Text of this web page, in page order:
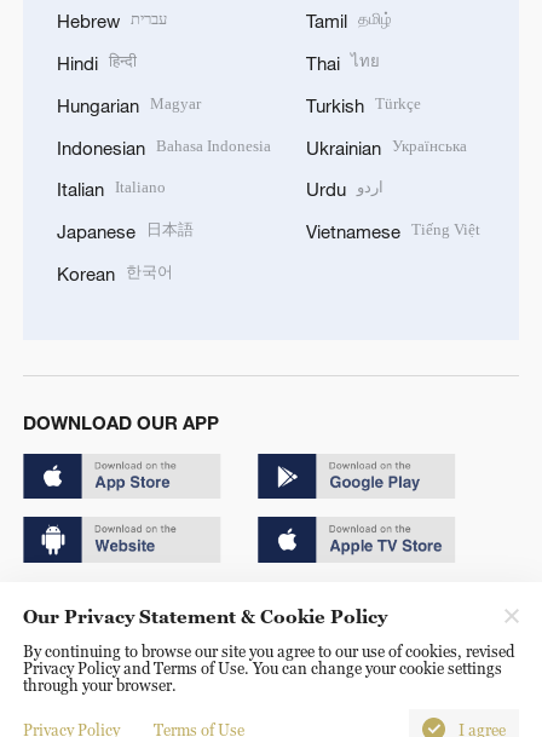
Hebrew עברית
Hindi हिन्दी
Hungarian Magyar
Indonesian Bahasa Indonesia
Italian Italiano
Japanese 日本語
Korean 한국어
Tamil தமிழ்
Thai ไทย
Turkish Türkçe
Ukrainian Українська
Urdu اردو
Vietnamese Tiếng Việt
DOWNLOAD OUR APP
京ICP备20000184号
京公网安备 11010502050052号
Disinformation report hotline: 010-85061466
Our Privacy Statement & Cookie Policy
By continuing to browse our site you agree to our use of cookies, revised
Privacy Policy and Terms of Use. You can change your cookie settings
through your browser.
Privacy Policy Terms of Use I agree